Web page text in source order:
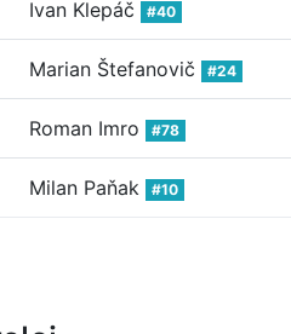
Ivan Klepáč #40
Marian Štefanovič #24
Roman Imro #78
Milan Paňak #10